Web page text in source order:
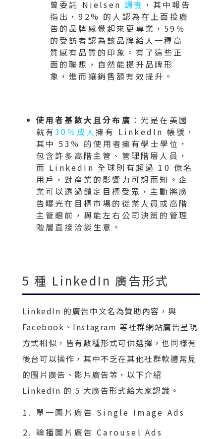
曾委託 Nielsen調查 ，其中報告
指出，92% 的人認為在上面投廣
告的品牌感覺起來更專業，59％
的受訪者認為該品牌給人一種高
質感有品質的印象。有了這些正
面的聯想，自然能提升品牌形
象，進而讓銷售額有效提升。
使用者基數大且分布廣 ：光是在美國
就有30％成人擁有 LinkedIn 帳號，
其中 53％ 的使用者擁有學士學位，
包含許多高階主管、管理階層人員，
而 LinkedIn 全球則有超過 10 億名
用戶，對產業的影響力可想而知。企
業可以透過鎖定目標受眾，主動將廣
告曝光在目標市場的從業人員或高階
主管眼前，與能左右公司決策的管理
階層直接洽談生意。
5 種 LinkedIn 廣告形式
LinkedIn 的廣告中文名為贊助內容，與
Facebook、Instagram 等社群網站廣告呈現
方式相似，皆有數種形式可供選擇，也同樣有
後台可以操作，其中不乏在其他社群軟體常見
的圖片廣告、影片廣告等，以下介紹
LinkedIn 的 5 大廣告形式給大家認識。
單一圖片廣告 Single Image Ads
輪播圖片廣告 Carousel Ads